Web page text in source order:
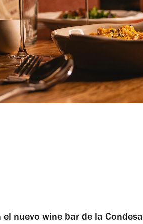
nuevo wine bar de la Condesa